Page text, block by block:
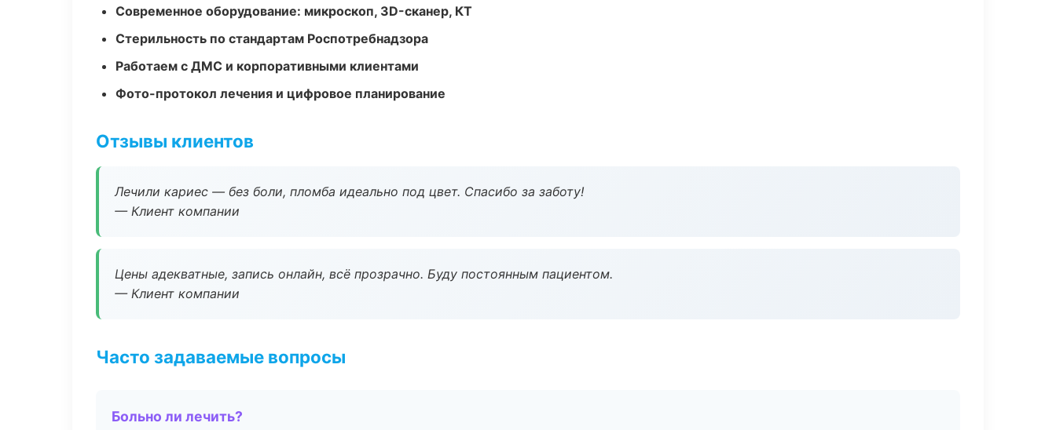
Современное оборудование: микроскоп, 3D-сканер, КТ
Стерильность по стандартам Роспотребнадзора
Работаем с ДМС и корпоративными клиентами
Фото-протокол лечения и цифровое планирование
Отзывы клиентов
Лечили кариес — без боли, пломба идеально под цвет. Спасибо за заботу!
— Клиент компании
Цены адекватные, запись онлайн, всё прозрачно. Буду постоянным пациентом.
— Клиент компании
Часто задаваемые вопросы
Больно ли лечить?